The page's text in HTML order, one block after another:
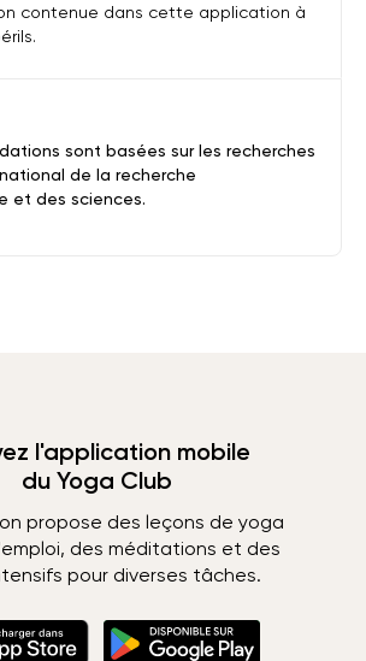
sont basées sur les recherches
de la recherche
et des sciences.
contenue dans cette application à
l'application mobile
du Yoga Club
propose des leçons de yoga
des méditations et des
pour diverses tâches.